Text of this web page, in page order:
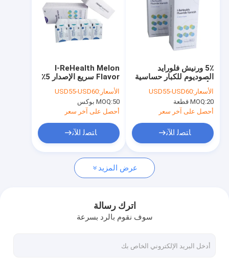
حولنا
جولة في المصنع
اتصل بنا
أخبار
ورنيش الفلورايد للأسنان
ورنيش فلوريد الصوديوم
الأطفال الفلوريد ورنيش
طلاء الأسنان للأسنان الحساسة
I-ReHealth Melon
Flavor سريع الإصدار 5٪
ورنيش فلوريد الصوديوم
100x0.5g وحدة جرعة
CE
الأسعار:USD55-USD60
MOQ:50 بوكس
أحصل على آخر سعر
ﺎﺘﺼﻟ ﺍﻶﻧ
5٪ ورنيش فلورايد
الصوديوم للكبار حساسية
الأسنان 10-15 ثانية
الأسعار:USD55-USD60
MOQ:20 قطعة
أحصل على آخر سعر
ﺎﺘﺼﻟ ﺍﻶﻧ
عرض المزيد
اترك رسالة
سوف نقوم بالرد بسرعة